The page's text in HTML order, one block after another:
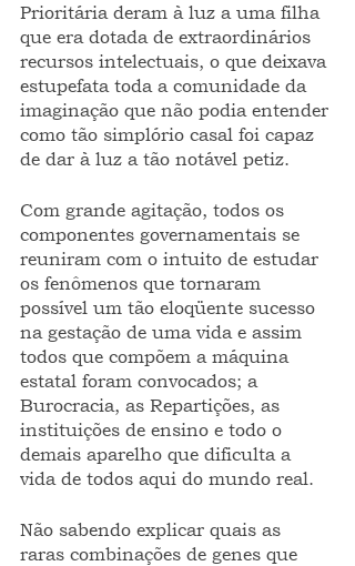
Prioritária deram à luz a uma filha
que era dotada de extraordinários
recursos intelectuais, o que deixava
estupefata toda a comunidade da
imaginação que não podia entender
como tão simplório casal foi capaz
de dar à luz a tão notável petiz.
Com grande agitação, todos os
componentes governamentais se
reuniram com o intuito de estudar
os fenômenos que tornaram
possível um tão eloqüente sucesso
na gestação de uma vida e assim
todos que compõem a máquina
estatal foram convocados; a
Burocracia, as Repartições, as
instituições de ensino e todo o
demais aparelho que dificulta a
vida de todos aqui do mundo real.
Não sabendo explicar quais as
raras combinações de genes que